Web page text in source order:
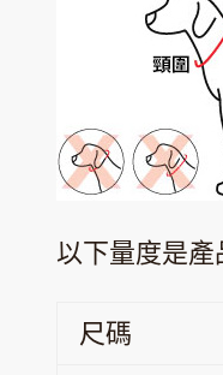
以下量度是
尺碼